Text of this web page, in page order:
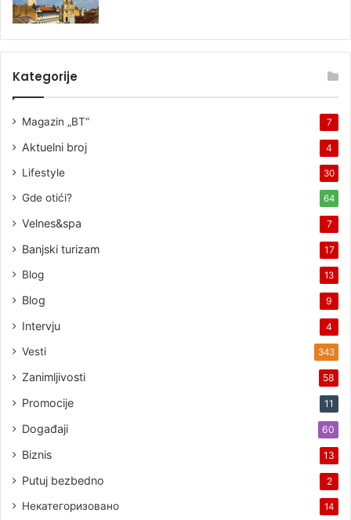
Kategorije
Magazin „BT“ 7
Aktuelni broj 4
Lifestyle 30
Gde otići? 64
Velnes&spa 7
Banjski turizam 17
Blog 13
Blog 9
Intervju 4
Vesti 343
Zanimljivosti 58
Promocije 11
Događaji 60
Biznis 13
Putuj bezbedno 2
Некатегоризовано 14